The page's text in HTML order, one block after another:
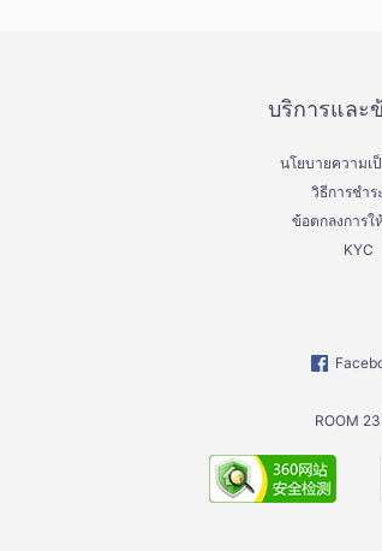
บริการและ
นโยบายความเ
วิธีการชำร
ข้อตกลงการใ
KYC
ROOM